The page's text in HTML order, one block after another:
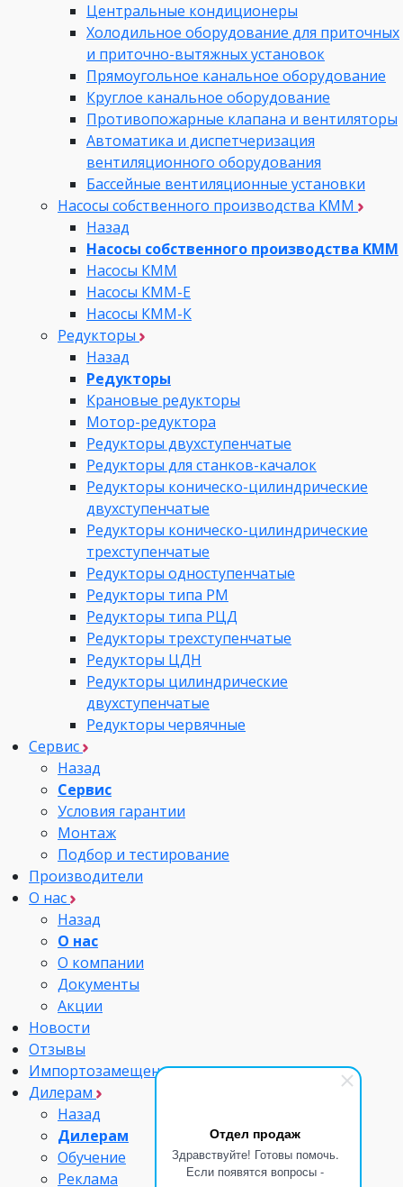
Отдел продаж
Здравствуйте! Готовы помочь.
Если появятся вопросы -
Центральные кондиционеры
Холодильное оборудование для приточных
и приточно-вытяжных установок
Прямоугольное канальное оборудование
Круглое канальное оборудование
Противопожарные клапана и вентиляторы
Автоматика и диспетчеризация
вентиляционного оборудования
Бассейные вентиляционные установки
Насосы собственного производства KMM
Назад
Насосы собственного производства KMM
Насосы КММ
Насосы КММ-Е
Насосы КММ-К
Редукторы
Назад
Редукторы
Крановые редукторы
Мотор-редуктора
Редукторы двухступенчатые
Редукторы для станков-качалок
Редукторы коническо-цилиндрические
двухступенчатые
Редукторы коническо-цилиндрические
трехступенчатые
Редукторы одноступенчатые
Редукторы типа РМ
Редукторы типа РЦД
Редукторы трехступенчатые
Редукторы ЦДН
Редукторы цилиндрические
двухступенчатые
Редукторы червячные
Сервис
Назад
Сервис
Условия гарантии
Монтаж
Подбор и тестирование
Производители
О нас
Назад
О нас
О компании
Документы
Акции
Новости
Отзывы
Импортозамещение
Дилерам
Назад
Дилерам
Обучение
Реклама